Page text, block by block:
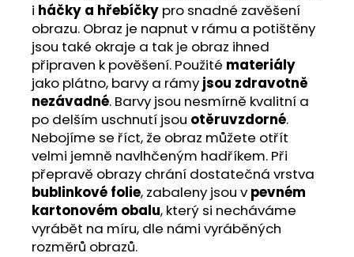
i háčky a hřebíčky pro snadné zavěšení
obrazu. Obraz je napnut v rámu a potištěny
jsou také okraje a tak je obraz ihned
připraven k pověšení. Použité materiály
jako plátno, barvy a rámy jsou zdravotně
nezávadné. Barvy jsou nesmírně kvalitní a
po delším uschnutí jsou otěruvzdorné.
Nebojíme se říct, že obraz můžete otřít
velmi jemně navlhčeným hadříkem. Při
přepravě obrazy chrání dostatečná vrstva
bublinkové folie, zabaleny jsou v pevném
kartonovém obalu, který si necháváme
vyrábět na míru, dle námi vyráběných
rozměrů obrazů.